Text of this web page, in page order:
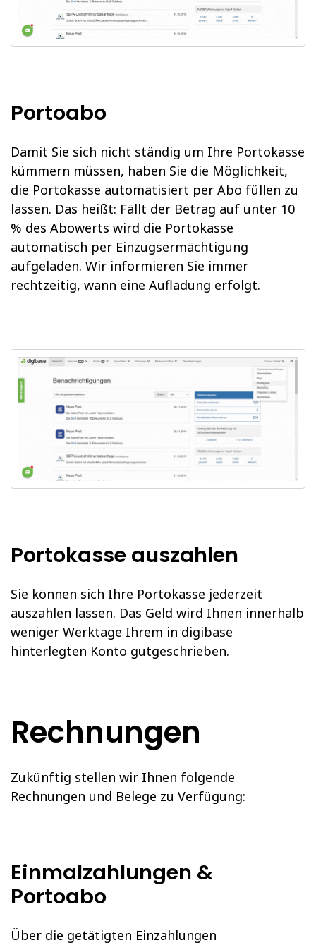
Portoabo
Damit Sie sich nicht ständig um Ihre Portokasse
kümmern müssen, haben Sie die Möglichkeit,
die Portokasse automatisiert per Abo füllen zu
lassen. Das heißt: Fällt der Betrag auf unter 10
% des Abowerts wird die Portokasse
automatisch per Einzugsermächtigung
aufgeladen. Wir informieren Sie immer
rechtzeitig, wann eine Aufladung erfolgt.
Portokasse auszahlen
Sie können sich Ihre Portokasse jederzeit
auszahlen lassen. Das Geld wird Ihnen innerhalb
weniger Werktage Ihrem in digibase
hinterlegten Konto gutgeschrieben.
Rechnungen
Zukünftig stellen wir Ihnen folgende
Rechnungen und Belege zu Verfügung:
Einmalzahlungen &
Portoabo
Über die getätigten Einzahlungen